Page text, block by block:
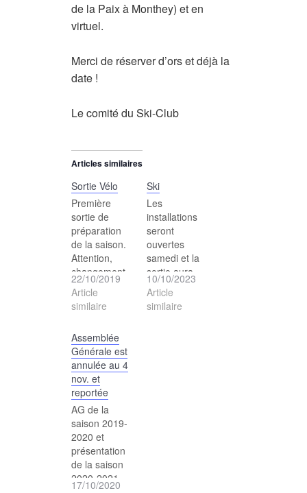
de la Paix à Monthey) et en
virtuel.
Merci de réserver d’ors et déjà la
date !
Le comité du Ski-Club
Articles similaires
Sortie Vélo
Première
sortie de
préparation
de la saison.
Attention,
changement
de lieu pour le
rendez-vous !
Rendez-vous
DES
MANGETTES
à 10h15 avec
casque et
VTT pour une
petite sortie à
vélo sur la
digue et
alentour ...
Fin de la
sortie à
22/10/2019
Article
similaire
Ski
Les
installations
seront
ouvertes
samedi et la
sortie aura
lieu à ski !
RDV à la gare
AOMC à 7h45
10/10/2023
Article
similaire
Assemblée
Générale est
annulée au 4
nov. et
reportée
AG de la
saison 2019-
2020 et
présentation
de la saison
2020-2021.
17/10/2020